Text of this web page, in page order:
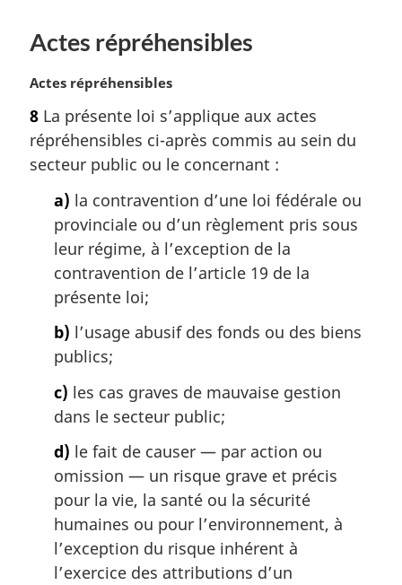
e
Actes répréhensibles
N
t
e
m
Actes répréhensibles
8 La présente loi s’applique aux actes
répréhensibles ci-après commis au sein du
secteur public ou le concernant :
a) la contravention d’une loi fédérale ou
provinciale ou d’un règlement pris sous
leur régime, à l’exception de la
contravention de l’article 19 de la
présente loi;
b) l’usage abusif des fonds ou des biens
publics;
c) les cas graves de mauvaise gestion
dans le secteur public;
d) le fait de causer — par action ou
omission — un risque grave et précis
pour la vie, la santé ou la sécurité
humaines ou pour l’environnement, à
l’exception du risque inhérent à
l’exercice des attributions d’un